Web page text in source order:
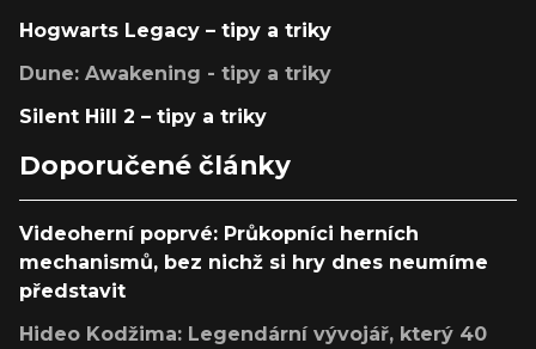
Hogwarts Legacy – tipy a triky
Dune: Awakening - tipy a triky
Silent Hill 2 – tipy a triky
Doporučené články
Videoherní poprvé: Průkopníci herních
mechanismů, bez nichž si hry dnes neumíme
představit
Hideo Kodžima: Legendární vývojář, který 40